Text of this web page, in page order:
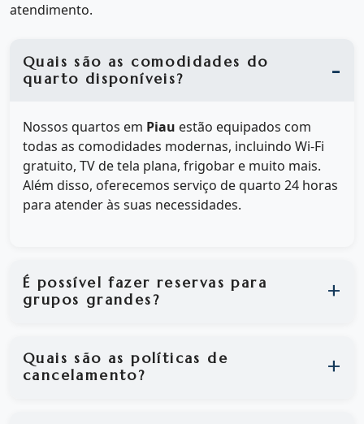
atendimento.
Quais são as comodidades do
quarto disponíveis?
Nossos quartos em Piau estão equipados com
todas as comodidades modernas, incluindo Wi-Fi
gratuito, TV de tela plana, frigobar e muito mais.
Além disso, oferecemos serviço de quarto 24 horas
para atender às suas necessidades.
É possível fazer reservas para
grupos grandes?
Quais são as políticas de
cancelamento?